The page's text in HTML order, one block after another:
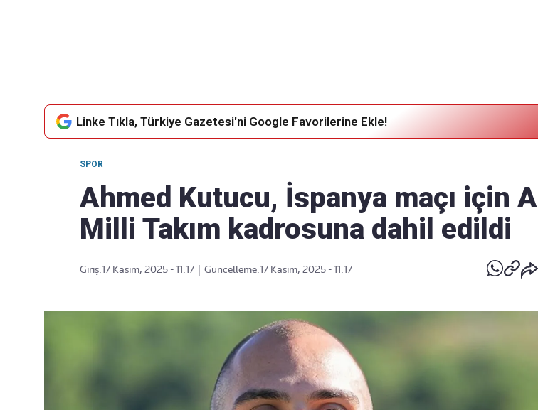
Linke Tıkla, Türkiye Gazetesi'ni Google Favorilerine Ekle!
SPOR
Ahmed Kutucu, İspanya maçı için A
Milli Takım kadrosuna dahil edildi
Giriş:17 Kasım, 2025 - 11:17 Güncelleme:17 Kasım, 2025 - 11:17